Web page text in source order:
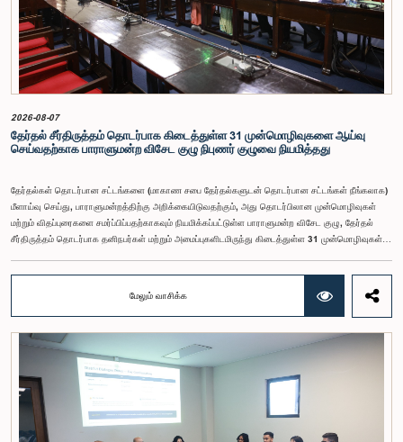
முன்மொழியப்பட்ட சம்பள மட்டத்தை குழு அங்கீகரித்திருந்தாலும், அப்பதவிக்கு வழங்கப்பட்டுள்ள
பொறுப்புகள் மற்றும் கடமைகளின் முக்கியத்துவத்தை கருத்தில் கொண்டு, அந்தச் சம்பளம் மேலும்
உயர்ந்த மட்டத்தில் இருக்க வேண்டும் என்ற கருத்தை குழுத் தலைவர் உள்ளிட்ட உறுப்பினர்கள்
முன்வைத்தனர்.அதன்படி, எதிர்காலத்தில் இச்சம்பள மட்டம் தொடர்பாக மேலும் கவனம் செலுத்தி
தேவையான தீர்மானங்கள் எடுக்கப்பட வேண்டியதன் அவசியம் குழுவில் வலியுறுத்தப்பட்டது. மேலும்,
நிரந்தரமானதும் சுயாதீனமானதுமான சம்பள மற்றும் பணியாளர் ஆணைக்குழுவை நிறுவுவதற்கான
யோசனையையும் குழுத் தலைவர் முன்வைத்தார்.
2026-08-07
தேர்தல் சீர்திருத்தம் தொடர்பாக கிடைத்துள்ள 31 முன்மொழிவுகளை ஆய்வு
செய்வதற்காக பாராளுமன்ற விசேட குழு நிபுணர் குழுவை நியமித்தது
தேர்தல்கள் தொடர்பான சட்டங்களை (மாகாண சபை தேர்தல்களுடன் தொடர்பான சட்டங்கள் நீங்கலாக)
மீளாய்வு செய்து, பாராளுமன்றத்திற்கு அறிக்கையிடுவதற்கும், அது தொடர்பிலான முன்மொழிவுகள்
மற்றும் விதப்புரைகளை சமர்ப்பிப்பதற்காகவும் நியமிக்கப்பட்டுள்ள பாராளுமன்ற விசேட குழு, தேர்தல்
சீர்திருத்தம் தொடர்பாக தனிநபர்கள் மற்றும் அமைப்புகளிடமிருந்து கிடைத்துள்ள 31 முன்மொழிவுகள்
நியமித்துள்ளது.கௌரவ பொது நிர்வாக, மாகாண சபைகள் மற்றும் உள்ளூராட்சி அமைச்சர் பேராசிரியர்
ஏ.எச்.எம்.எச்.அபயரத்ன அவர்கள் தலைமையில் அண்மையில் பாராளுமன்றத்தில் நடைபெற்ற குறித்த
விசேட குழுக் கூட்டத்தின் போதே இத்தீர்மானம் எடுக்கப்பட்டது.2004, 2007 மற்றும் 2022 ஆம்
ஆண்டுகளில் வெளியிடப்பட்ட பாராளுமன்ற விசேட குழுக்களின் அறிக்கைகள் மற்றும் தனிநபர்கள்,
அமைப்புகள் ஆகியவற்றினால் சமர்ப்பிக்கப்பட்டுள்ள 31 முன்மொழிவுகளை அடிப்படையாகக் கொண்டு
தேர்தல் சீர்திருத்தங்கள் தொடர்பாக விரிவான கலந்துரையாடல் இங்கு இடம்பெற்றது.உள்ளூராட்சி
மன்றத் தேர்தல் முறைக்காக கலப்பு தேர்தல் முறையை அறிமுகப்படுத்துதல், சிறு கட்சிகள் மற்றும்
சிறுபான்மை குழுக்களின் பிரதிநிதித்துவத்தை உறுதிப்படுத்துதல், பெண்களின் பிரதிநிதித்துவத்தை
மேம்படுத்துதல், மின்னணு வாக்களிப்பு முறையை அறிமுகப்படுத்துதல், முன்கூட்டியே வாக்களிக்கும்
வசதியை ஏற்படுத்துதல் உள்ளிட்ட பல்வேறு முன்மொழிவுகள் தொடர்பில் இக்கூட்டத்தில் விசேட கவனம்
மேலும் வாசிக்க